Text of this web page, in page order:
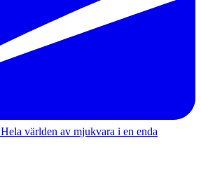
Hela världen av mjukvara i en enda